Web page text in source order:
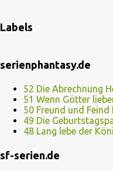
Labels
serienphantasy.de
52 Die Abrechnung
51 Wenn Götter
50 Freund und Feind
49 Die
48 Lang lebe der
sf-serien.de